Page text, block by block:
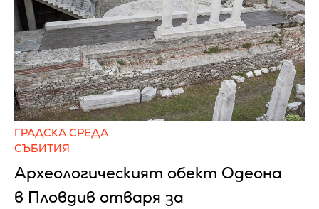
ГРАДСКА СРЕДА
СЪБИТИЯ
Археологическият обект Одеона
в Пловдив отваря за